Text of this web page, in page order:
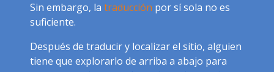
Sin embargo, la traducción por sí sola no es
suficiente.
Después de traducir y localizar el sitio, alguien
tiene que explorarlo de arriba a abajo para